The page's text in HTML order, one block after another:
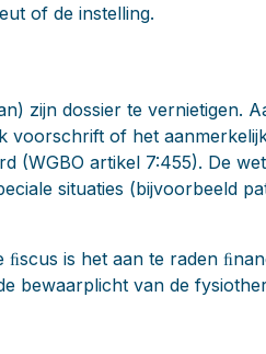
of de instelling.
zijn dossier te vernietigen.
voorschrift of het
(WGBO artikel 7:455). De
situaties (bijvoorbeeld
is het aan te raden
bewaarplicht van de